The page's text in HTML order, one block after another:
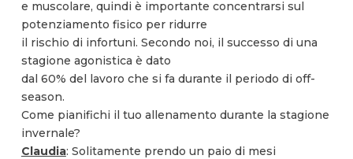
e muscolare, quindi è importante concentrarsi sul
potenziamento fisico per ridurre
il rischio di infortuni. Secondo noi, il successo di una
stagione agonistica è dato
dal 60% del lavoro che si fa durante il periodo di off-
season.
Come pianifichi il tuo allenamento durante la stagione
invernale?
Claudia: Solitamente prendo un paio di mesi